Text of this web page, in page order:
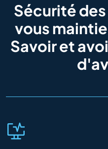
Sécurité
vous
Savoir et